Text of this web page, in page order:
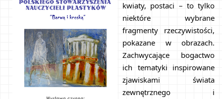
kwiaty, postaci – to tylko
niektóre wybrane
fragmenty rzeczywistości,
pokazane w obrazach.
Zachwycające bogactwo
ich tematyki inspirowane
zjawiskami świata
zewnętrznego i